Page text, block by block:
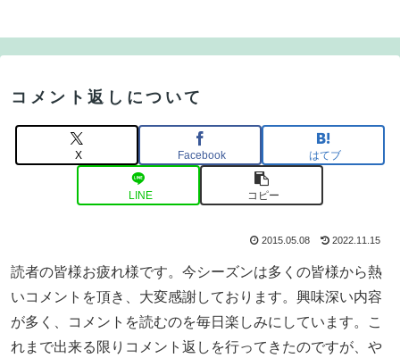
コメント返しについて
X Facebook はてブ
LINE コピー
2015.05.08 2022.11.15
読者の皆様お疲れ様です。今シーズンは多くの皆様から熱
いコメントを頂き、大変感謝しております。興味深い内容
が多く、コメントを読むのを毎日楽しみにしています。こ
れまで出来る限りコメント返しを行ってきたのですが、や